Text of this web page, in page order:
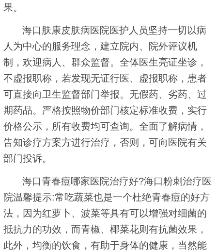
果。
海口肤康皮肤病医院医护人员坚持一切以病
人为中心的服务理念，建立院内、院外评议机
制，欢迎病人、群众监督。全体医生亮证坐诊，
不虚报职称，若发现无证行医、虚报职称，患者
可直接向卫生监督部门举报。无假药、劣药、过
期药品。严格按照物价部门核定标准收费，实行
价格公示，所有收费均可查询。全面了解病情，
告知诊疗方案方进行治疗，否则，可向医院有关
部门投诉。
海口青春痘哪家医院治疗好?海口粉刺治疗医
院温馨提示:常吃蔬菜也是一个杜绝青春痘的好方
法，因为红萝卜、波菜等具有可以增强对细菌的
抵抗力的功效，而青椒、椰菜花则有抗菌效果，
此外，均衡的饮食，有助于身体的健康，当然能